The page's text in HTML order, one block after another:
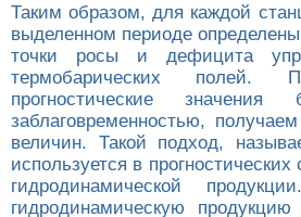
Таким образом, для каждой
выделенном периоде
точки росы и дефицита
термобарических полей.
прогностические
заблаговременностью,
величин. Такой подход,
используется в
гидродинамической
гидродинамическую